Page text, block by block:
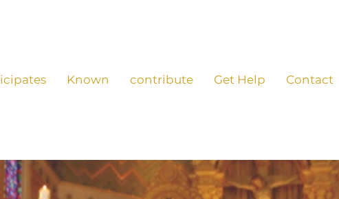
Known contribute Get Help Contact